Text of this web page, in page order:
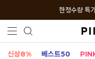
한정수량 특
신상8% 베스트50